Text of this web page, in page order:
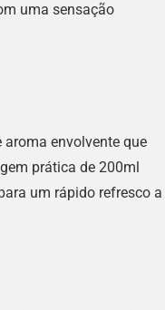
uma sensação
envolvente que
prática de 200ml
um rápido refresco a